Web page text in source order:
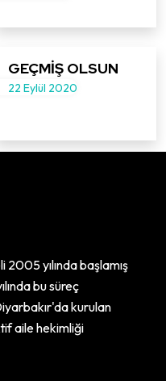
GEÇMİŞ OLSUN
22 Eylül 2020
yılında başlamış
bu süreç
kurulan
aile hekimliği